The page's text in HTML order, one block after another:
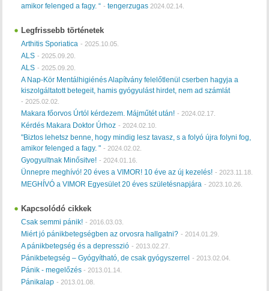
amikor felenged a fagy. “ -tengerzugas 2024.02.14.
Legfrissebb történetek
Arthitis Sporiatica - 2025.10.05.
ALS - 2025.09.20.
ALS - 2025.09.20.
A Nap-Kör Mentálhigiénés Alapítvány felelőtlenül cserben hagyja a
kiszolgáltatott betegeit, hamis gyógyulást hirdet, nem ad számlát
- 2025.02.02.
Makara főorvos Úrtól kérdezem. Májműtét után! - 2024.02.17.
Kérdés Makara Doktor Úrhoz - 2024.02.10.
"Biztos lehetsz benne, hogy mindig lesz tavasz, s a folyó újra folyni fog,
amikor felenged a fagy. " - 2024.02.02.
Gyogyultnak Minősitve! - 2024.01.16.
Ünnepre meghívó! 20 éves a VIMOR! 10 éve az új kezelés! - 2023.11.18.
MEGHÍVÓ a VIMOR Egyesület 20 éves születésnapjára - 2023.10.26.
Kapcsolódó cikkek
Csak semmi pánik! - 2016.03.03.
Miért jó pánikbetegségben az orvosra hallgatni? - 2014.01.29.
A pánikbetegség és a depresszió - 2013.02.27.
Pánikbetegség – Gyógyítható, de csak gyógyszerrel - 2013.02.04.
Pánik - megelőzés- 2013.01.14.
Pánikalap - 2013.01.08.